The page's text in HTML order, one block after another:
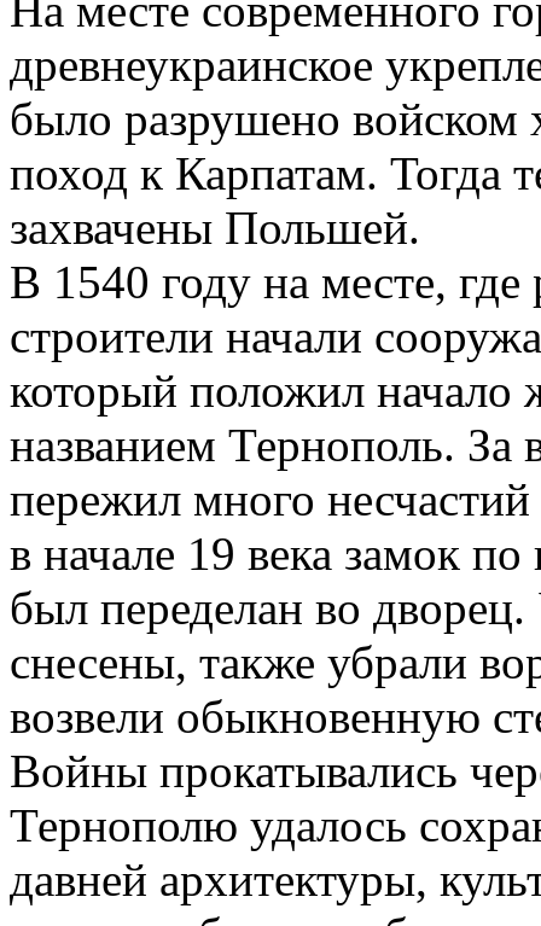
древнеукраинское
было разрушено войском
поход к Карпатам. Тогда
захвачены Польшей.
В 1540 году на месте,
строители начали
который положил начало
названием Тернополь.
пережил много
в начале 19 века замок
был переделан во
снесены, также убрали
возвели обыкновенную
Войны прокатывались
Тернополю удалось
давней архитектуры,